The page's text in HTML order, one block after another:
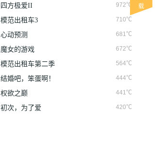
972℃
四方极爱II
710℃
模范出租车3
681℃
心动预测
672℃
魔女的游戏
564℃
模范出租车第二季
444℃
结婚吧，笨蛋啊！
441℃
权欲之巅
420℃
初次，为了爱
载